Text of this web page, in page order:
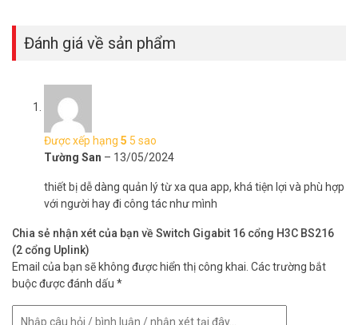
Đánh giá về sản phẩm
Được xếp hạng 5 5 sao
Tường San – 13/05/2024
thiết bị dễ dàng quản lý từ xa qua app, khá tiện lợi và phù hợp
với người hay đi công tác như mình
Chia sẻ nhận xét của bạn về Switch Gigabit 16 cổng H3C BS216
(2 cổng Uplink)
Email của bạn sẽ không được hiển thị công khai. Các trường bắt
buộc được đánh dấu *